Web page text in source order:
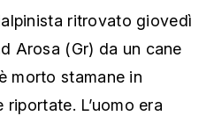
ritrovato giovedì
Arosa (Gr) da un cane
morto stamane in
L’uomo era